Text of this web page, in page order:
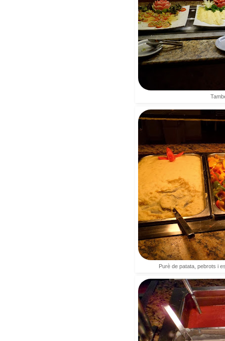
Purè de patata, pebrots i